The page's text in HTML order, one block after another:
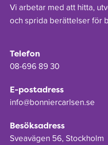
Vi arbetar med att hitta,
och sprida berättelser för
Telefon
08-696 89 30
E-postadress
info@bonniercarlsen.se
Besöksadress
Sveavägen 56, Stockholm